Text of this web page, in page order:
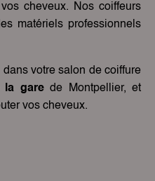
cheveux. Nos coiffeurs
matériels professionnels
votre salon de coiffure
la garede Montpellier, et
vos cheveux.